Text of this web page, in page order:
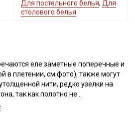
Для постельного белья, Для
столового белья
еле заметные поперечные и
в плетении, см.фото), также могут
нити, редко узелки на
так как полотно не
и имеет натуральный